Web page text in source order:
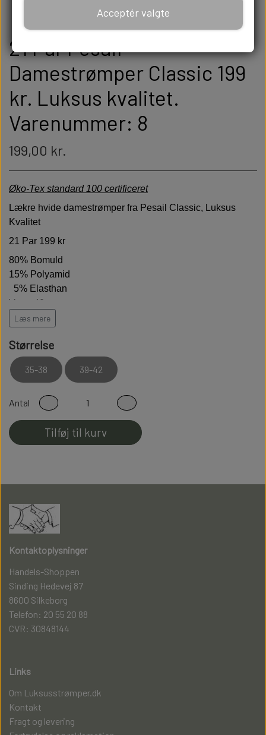
21 Par Pesail
Damestrømper Classic 199
kr. Luksus kvalitet.
Varenummer: 8
199,00 kr.
Øko-Tex standard 100 certificeret
Lækre hvide damestrømper fra Pesail Classic, Luksus
Kvalitet
21 Par 199 kr
80% Bomuld
15% Polyamid
5% Elasthan
Vægt 40 gram pr par
Høj kvalitet er bløde behagelige og holdbare
Modstandsdygtige over for slid
Sidder perfekt på foden
Fladsømmet for ekstra god komfort
Læs mere
Størrelse
35-38 39-42
Antal
Tilføj til kurv
Kontaktoplysninger
Handels-Shoppen
Sinding Hedevej 87
8600 Silkeborg
Telefon: 20 55 20 88
CVR: 30848144
Links
Om Luksusstrømper.dk
Kontakt
Fragt og levering
Acceptér valgte